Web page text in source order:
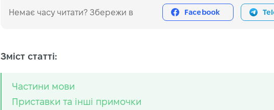
Немає часу читати? Збережи в Facebook
Зміст статті:
Частини мови
Приставки та інші примочки